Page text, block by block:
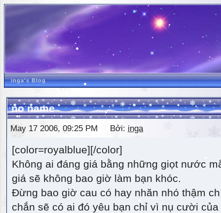
inga's Blog
no name
May 17 2006, 09:25 PM Bởi: inga
[color=royalblue][/color]
Không ai đáng giá bằng những giọt nước
giá sẽ không bao giờ làm bạn khóc.
Đừng bao giờ cau có hay nhăn nhó thậm
chắn sẽ có ai đó yêu bạn chỉ vì nụ cười